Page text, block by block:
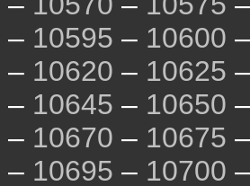
– 10595 – 10600
– 10620 – 10625
– 10645 – 10650
– 10670 – 10675
– 10695 – 10700